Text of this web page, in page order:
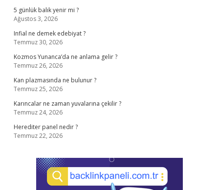
5 günlük balık yenir mi ?
Ağustos 3, 2026
Infial ne demek edebiyat ?
Temmuz 30, 2026
Kozmos Yunanca’da ne anlama gelir ?
Temmuz 26, 2026
Kan plazmasında ne bulunur ?
Temmuz 25, 2026
Karıncalar ne zaman yuvalarına çekilir ?
Temmuz 24, 2026
Herediter panel nedir ?
Temmuz 22, 2026